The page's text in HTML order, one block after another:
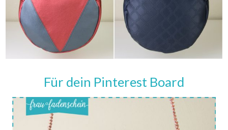
Für dein Pinterest Board